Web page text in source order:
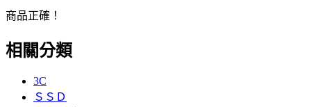
商品正確！
相關分類
3C
ＳＳＤ